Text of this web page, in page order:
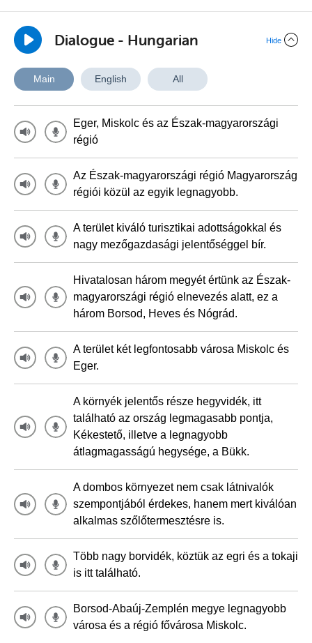
Dialogue - Hungarian Hide
Main English All
Eger, Miskolc és az Észak-magyarországi
régió
Az Észak-magyarországi régió Magyarország
régiói közül az egyik legnagyobb.
A terület kiváló turisztikai adottságokkal és
nagy mezőgazdasági jelentőséggel bír.
Hivatalosan három megyét értünk az Észak-
magyarországi régió elnevezés alatt, ez a
három Borsod, Heves és Nógrád.
A terület két legfontosabb városa Miskolc és
Eger.
A környék jelentős része hegyvidék, itt
található az ország legmagasabb pontja,
Kékestető, illetve a legnagyobb
átlagmagasságú hegysége, a Bükk.
A dombos környezet nem csak látnivalók
szempontjából érdekes, hanem mert kiválóan
alkalmas szőlőtermesztésre is.
Több nagy borvidék, köztük az egri és a tokaji
is itt található.
Borsod-Abaúj-Zemplén megye legnagyobb
városa és a régió fővárosa Miskolc.